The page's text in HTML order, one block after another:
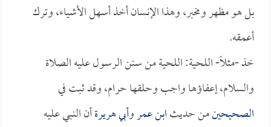
بل هو مظهر ومخبر، وهذا الإنسان أخذ أسهل الأشياء، وترك
أعمقه.
خذ -مثلاً- اللحية: اللحية من سنن الرسول عليه الصلاة
والسلام، إعفاؤها واجب وحلقها حرام، وقد ثبت في
الصحيحينمن حديثابن عمروأبي هريرةأن النبي عليه